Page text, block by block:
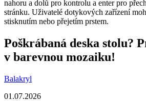
nahoru a dolů pro kontrolu a enter pro
stránku. Uživatelé dotykových zařízení
stisknutím nebo přejetím prstem.
Poškrábaná deska stolu?
v barevnou mozaiku!
Balakryl
01.07.2026